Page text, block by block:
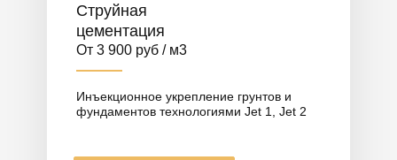
Струйная
цементация
От 3 900 руб / м3
Инъекционное укрепление грунтов и
фундаментов технологиями Jet 1, Jet 2